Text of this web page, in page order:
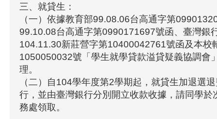
三、就貸生：
（一）依據教育部99.08.06台高通字第
99.10.08台高通字第0990171697號函、臺灣銀
104.11.30新莊營字第10400042761號函及本校
1050050032號「學生就學貸款溢貸疑義協調會
理。
（二）自104學年度第2學期起，就貸生加退選
行，並由臺灣銀行分別開立收款收據，請同學於
務處領取。